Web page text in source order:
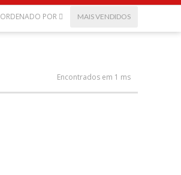
ORDENADO POR MAIS VENDIDOS
Encontrados em 1 ms